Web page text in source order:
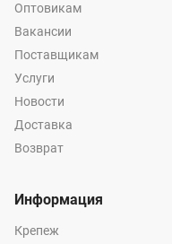
Оптовикам
Вакансии
Поставщикам
Услуги
Новости
Доставка
Возврат
Информация
Крепеж